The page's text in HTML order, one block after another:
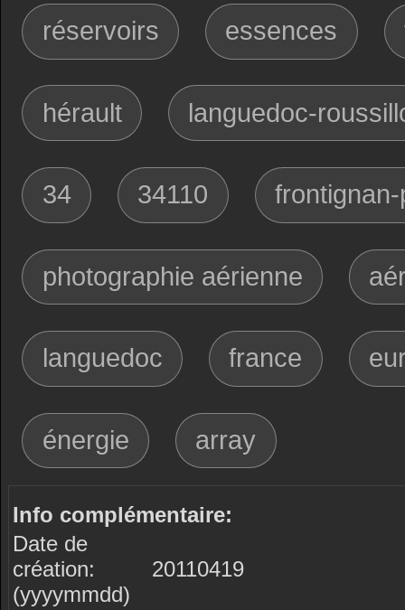
réservoirs essences
hérault languedoc-
34 34110
photographie aérienne
languedoc france
énergie array
Info complémentaire:
Date de
création:
(yyyymmdd)
20110419